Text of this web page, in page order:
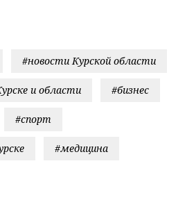
#новости Курской области
и области #бизнес
#спорт
#медицина